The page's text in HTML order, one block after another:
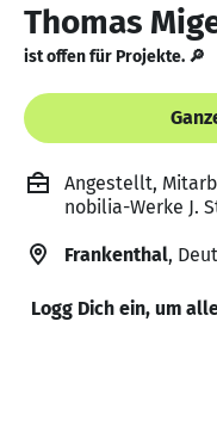
Thomas
ist offen für Projekte. 🔎
Angestellt,
nobilia-Werke J.
Frankenthal,
Logg Dich ein, um